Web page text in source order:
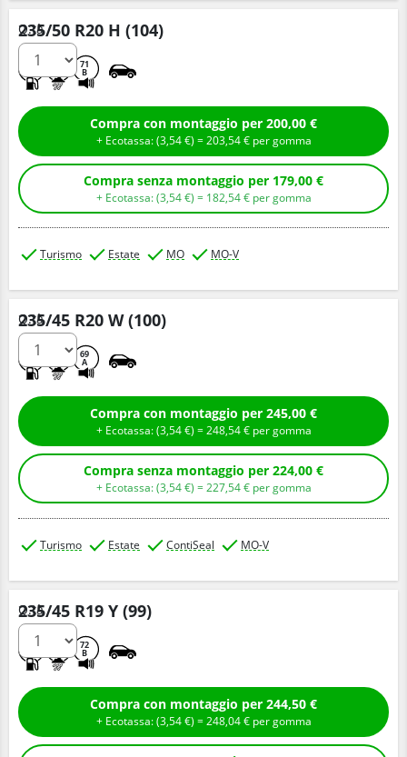
235/50 R20 H (104)
71
B
Q.tà
Compra con montaggio per 200,00 €
+ Ecotassa: (3,54€ ) =203,54€ per gomma
Compra senza montaggio per 179,00 €
+ Ecotassa: (3,54€ ) = 182,54€ per gomma
Turismo Estate MO MO-V
235/45 R20 W (100)
69
A
Q.tà
Compra con montaggio per 245,00 €
+ Ecotassa: (3,54€ ) =248,54€ per gomma
Compra senza montaggio per 224,00 €
+ Ecotassa: (3,54€ ) =227,54€ per gomma
Turismo Estate ContiSeal MO-V
235/45 R19 Y (99)
72
B
Q.tà
Compra con montaggio per 244,50 €
+ Ecotassa: (3,54€ ) =248,04€ per gomma